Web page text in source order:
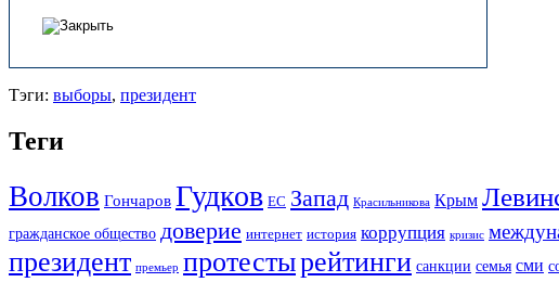
Тэги: выборы, президент
Теги
Волков Гончаров Гудков ЕС Запад Красильникова Крым
гражданское общество доверие интернет история коррупция кризис
президент премьер протестырейтинги санкции семья сми